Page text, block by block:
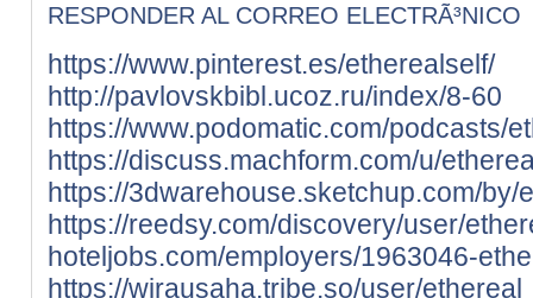
RESPONDER AL CORREO ELECTRÃ³NICO
https://www.pinterest.es/etherealself/
http://pavlovskbibl.ucoz.ru/index/8-60
https://www.podomatic.com/podcasts/
https://discuss.machform.com/u/
https://3dwarehouse.sketchup.com/by/
https://reedsy.com/discovery/user/
hoteljobs.com/employers/1963046-
https://wirausaha.tribe.so/user/ethereal